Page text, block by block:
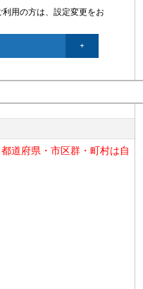
用の方は、設定変更をお
道府県・市区群・町村は自